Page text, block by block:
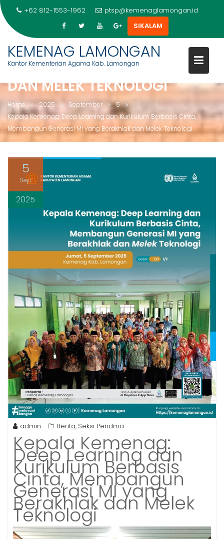
content
+62 812-1553-1962
ptsp@kemenaglamongan.id
SIKALAM
KEMENAG LAMONGAN
Kantor Kementerian Agama Kab. Lamongan
KEPALA KEMENAG: DEEP
LEARNING DAN KURIKULUM
BERBASIS CINTA, MEMBANGUN
GENERASI MI YANG BERAKHLAK
DAN MELEK TEKNOLOGI
Home 2025 September
5
Kepala Kemenag: Deep Learning dan Kurikulum Berbasis Cinta,
Membangun Generasi MI yang Berakhlak dan Melek Teknologi
5
Sep
2025
admin Berita, Seksi Pendma
Kepala Kemenag:
Deep Learning dan
Kurikulum Berbasis
Cinta, Membangun
Generasi MI yang
Berakhlak dan Melek
Teknologi